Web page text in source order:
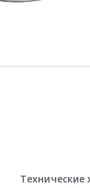
Технические